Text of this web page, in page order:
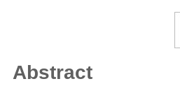
Abstract